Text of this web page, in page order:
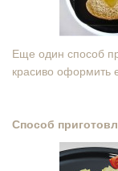
Еще один способ
красиво оформить
Способ